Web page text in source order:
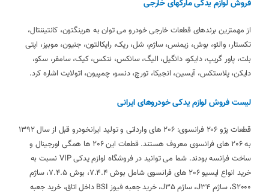
فروش لوازم یدکی مارکهای خارجی
از مهمترین برندهای قطعات خارجی خودرو می توان به هرینگتون، کانتیننتال،
تکستار، والئو، بوش، زیمنس، ساژم، شل، ریک، رایکالتون، جنیون، موبیز، اپتی
بلت، پاور گریپ، دایکو، دانگیل، الیگ، سانکس، نتکس، کیک، سامفر، سکو،
دایکن، پلاستکس، آیسین، انجیکا، تورچ، دنسو، چمپیون، اتولایت اشاره کرد.
لیست فروش لوازم یدکی خودروهای ایرانی
قطعات پژو 206 فرانسوی: 206 های وارداتی و تولید ایرانخودرو قبل از سال 1392
به 206 های فرانسوی معروف هستند. قطعات این 206 ها همگی اورجینال و
ساخت فرانسه بودند. شما می توانید در فروشگاه لوازم یدکی VIP نسبت به
خرید انواع ایسیو 206 های فرانسوی شامل بوش 7.4.4، بوش 7.4.5، ساژم
S2000، ساژم J34، ساژم J35، خرید جعبه فیوز BSI داخل اتاق، خرید جعبه